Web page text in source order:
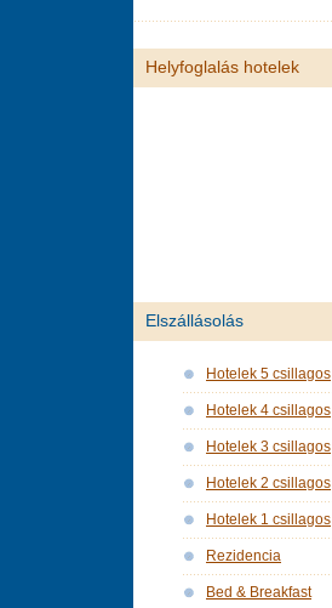
Helyfoglalás hotelek
Elszállásolás
Hotelek 5 csillagos
Hotelek 4 csillagos
Hotelek 3 csillagos
Hotelek 2 csillagos
Hotelek 1 csillagos
Rezidencia
Bed & Breakfast